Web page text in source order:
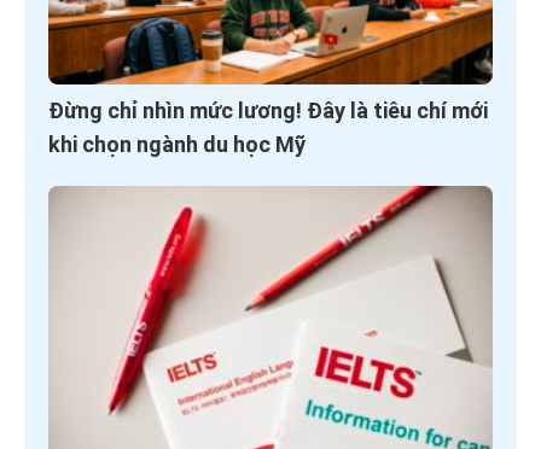
Đừng chỉ nhìn mức lương! Đây là tiêu chí mới
khi chọn ngành du học Mỹ